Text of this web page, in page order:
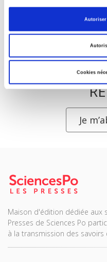
Cookies
Je
Maison d'édition dédiée aux
Presses de Sciences Po
à la transmission des savoirs